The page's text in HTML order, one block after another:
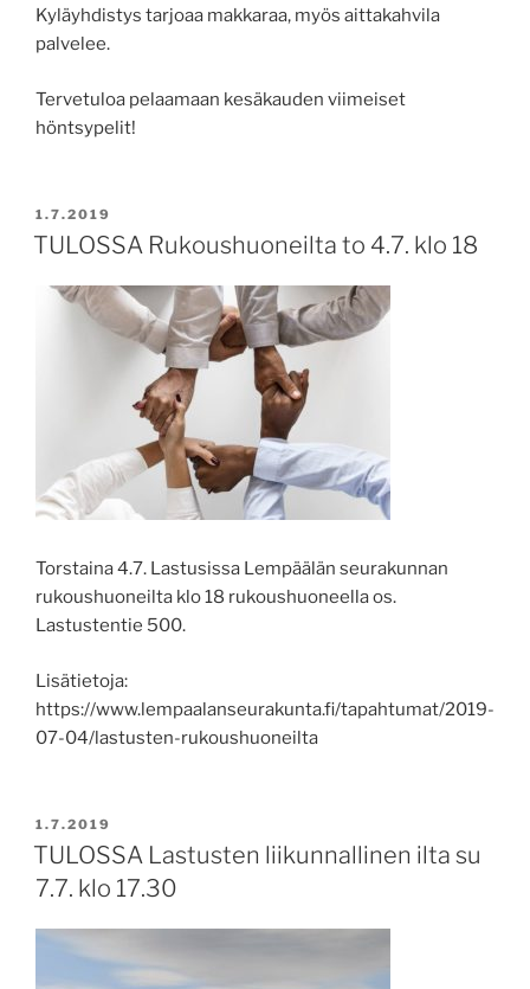
Kyläyhdistys tarjoaa makkaraa, myös aittakahvila
palvelee.
Tervetuloa pelaamaan kesäkauden viimeiset
höntsypelit!
JULKAISTU
1.7.2019
TULOSSA Rukoushuoneilta to 4.7. klo 18
Torstaina 4.7. Lastusissa Lempäälän seurakunnan
rukoushuoneilta klo 18 rukoushuoneella os.
Lastustentie 500.
Lisätietoja:
https://www.lempaalanseurakunta.fi/tapahtumat/2019-
07-04/lastusten-rukoushuoneilta
JULKAISTU
1.7.2019
TULOSSA Lastusten liikunnallinen ilta su
7.7. klo 17.30